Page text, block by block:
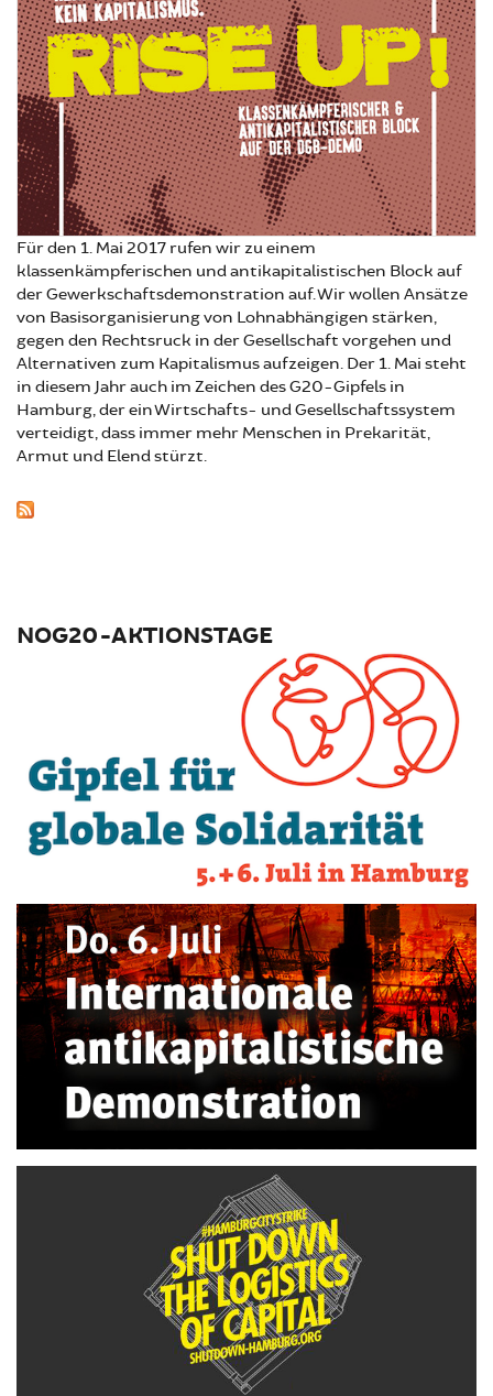
Für den 1. Mai 2017 rufen wir zu einem
klassenkämpferischen und antikapitalistischen Block auf
der Gewerkschaftsdemonstration auf. Wir wollen Ansätze
von Basisorganisierung von Lohnabhängigen stärken,
gegen den Rechtsruck in der Gesellschaft vorgehen und
Alternativen zum Kapitalismus aufzeigen. Der 1. Mai steht
in diesem Jahr auch im Zeichen des G20-Gipfels in
Hamburg, der ein Wirtschafts- und Gesellschaftssystem
verteidigt, dass immer mehr Menschen in Prekarität,
Armut und Elend stürzt.
NOG20-AKTIONSTAGE